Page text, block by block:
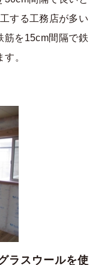
する工務店が多い
筋を15cm間隔で鉄
。
ラスウールを使